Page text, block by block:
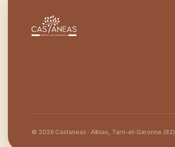
© 2026 Castaneas · Albias, Tarn-et-Garonne (82)